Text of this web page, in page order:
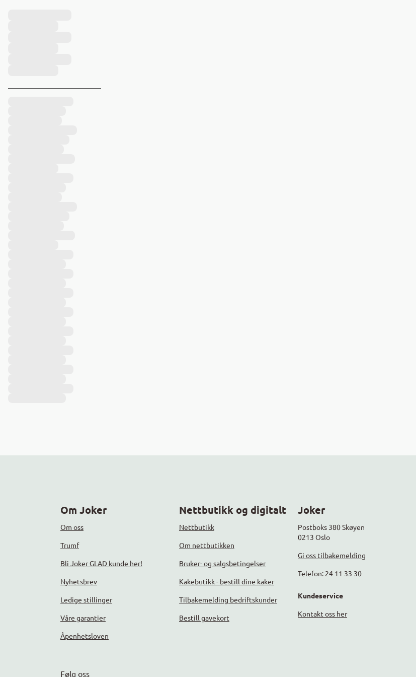
Om Joker
Om oss
Trumf
Bli Joker GLAD kunde her!
Nyhetsbrev
Ledige stillinger
Våre garantier
Åpenhetsloven
Nettbutikk og digitalt
Nettbutikk
Om nettbutikken
Bruker- og salgsbetingelser
Kakebutikk - bestill dine kaker
Tilbakemelding bedriftskunder
Bestill gavekort
Joker
Postboks 380 Skøyen
0213 Oslo
Gi oss tilbakemelding
Telefon: 24 11 33 30
Kundeservice
Kontakt oss her
Følg oss